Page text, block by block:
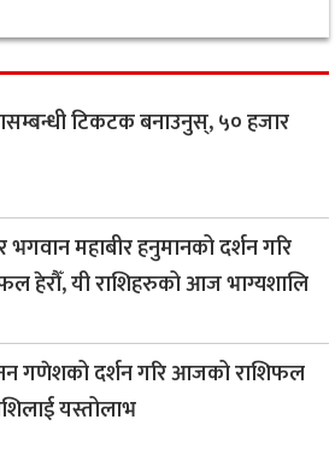
टिकटक बनाउनुस्, ५० हजार
महाबीर हनुमानको दर्शन गरि
हेरौँ, यी राशिहरुको आज भाग्यशालि
गणेशको दर्शन गरि आजको राशिफल
यस्तोलाभ